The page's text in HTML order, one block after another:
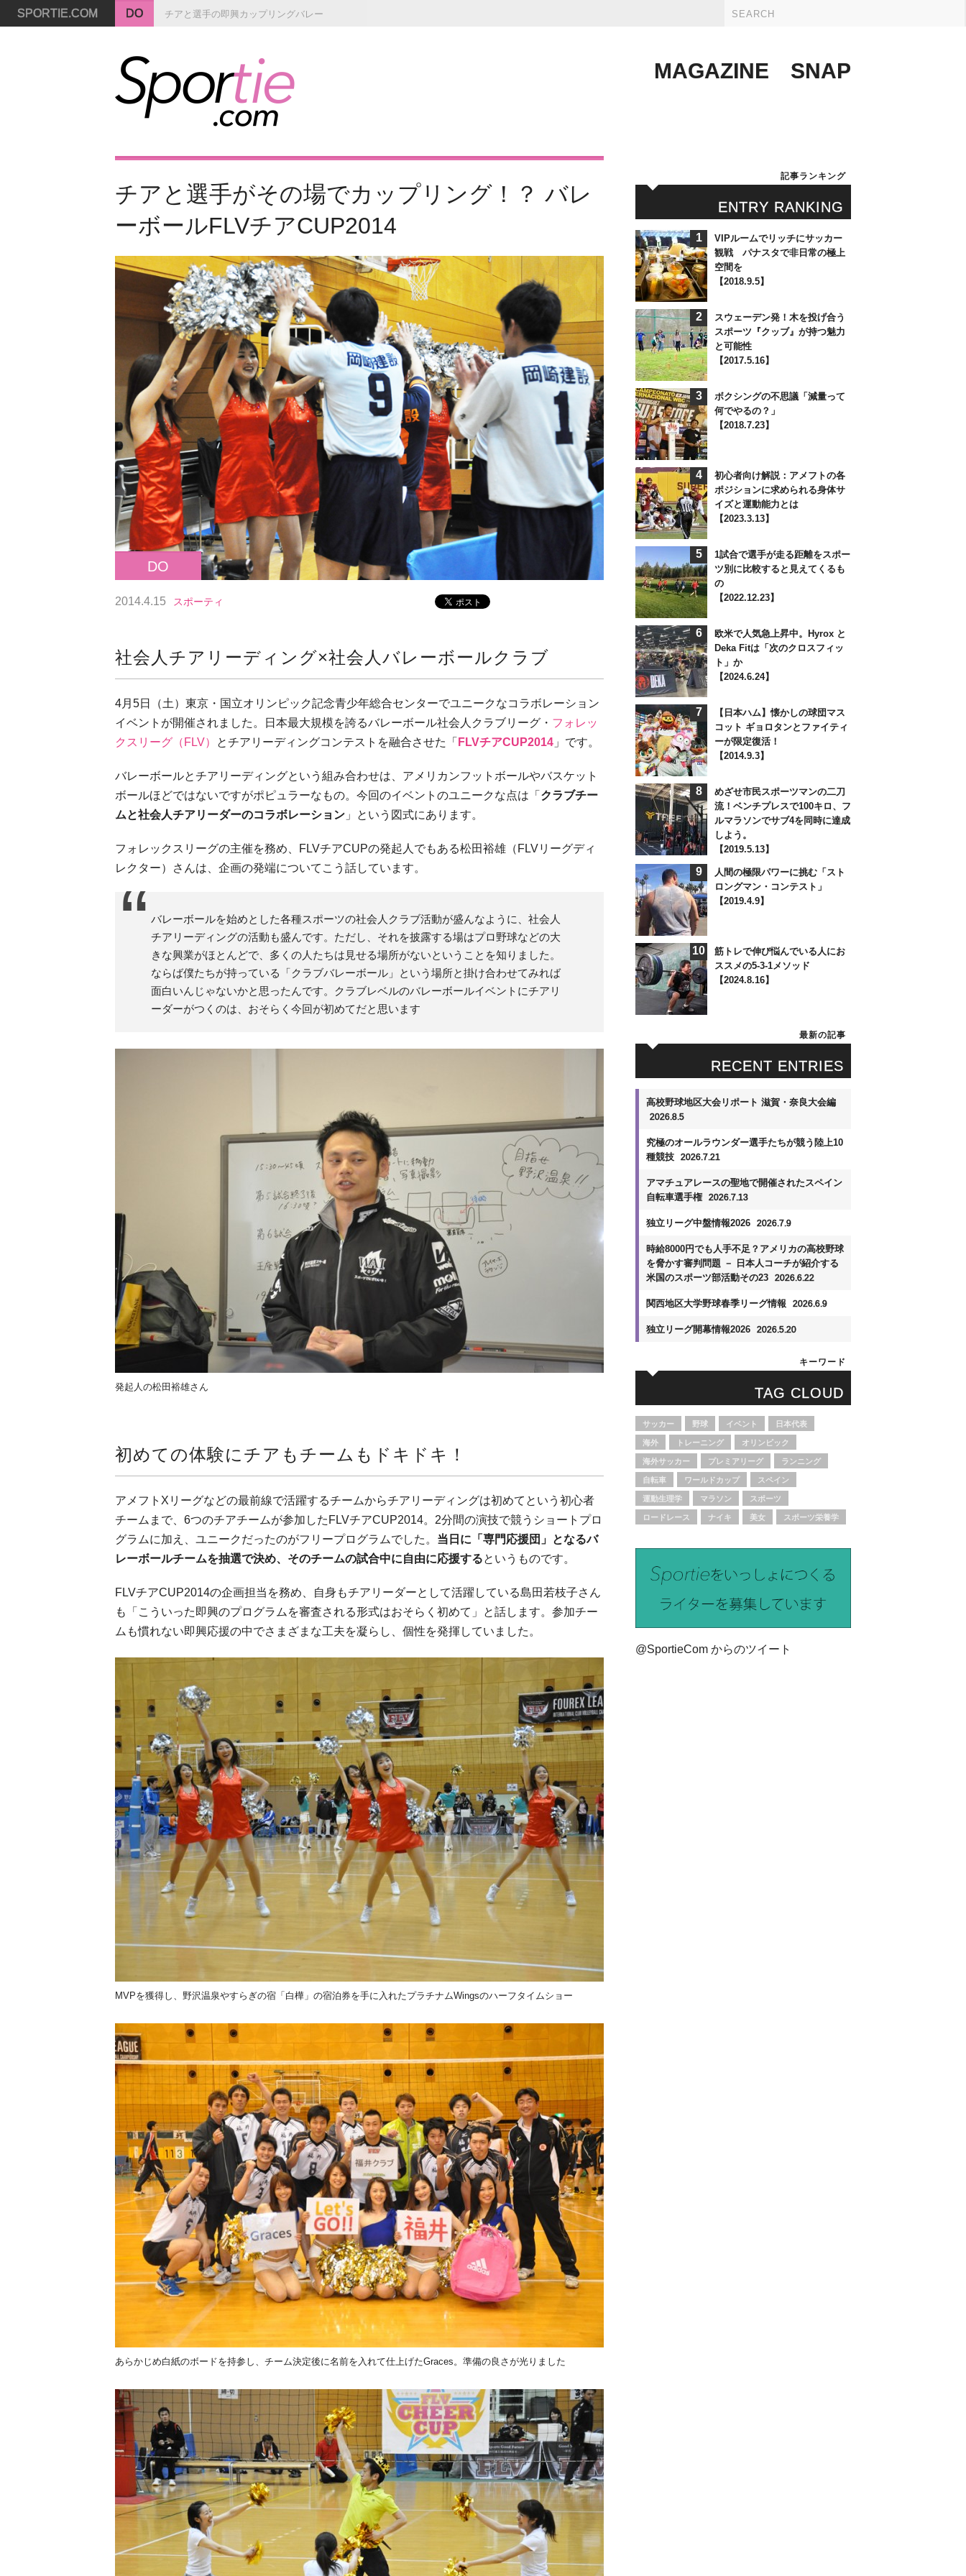
SPORTIE.COM DO チアと選手の即興カップリングバレー
MAGAZINE SNAP
チアと選手がその場でカップリング！？ バレ
ーボールFLVチアCUP2014
DO
2014.4.15 スポーティ
社会人チアリーディング×社会人バレーボールクラブ
4月5日（土）東京・国立オリンピック記念青少年総合センターでユニークなコラボレーション
イベントが開催されました。日本最大規模を誇るバレーボール社会人クラブリーグ・ フォレッ
クスリーグ（FLV）
とチアリーディングコンテストを融合させた「 FLVチアCUP2014 」です。
バレーボールとチアリーディングという組み合わせは、アメリカンフットボールやバスケット
ボールほどではないですがポピュラーなもの。今回のイベントのユニークな点は「 クラブチー
ムと社会人チアリーダーのコラボレーション 」という図式にあります。
フォレックスリーグの主催を務め、FLVチアCUPの発起人でもある松田裕雄（FLVリーグディ
レクター）さんは、企画の発端についてこう話しています。
バレーボールを始めとした各種スポーツの社会人クラブ活動が盛んなように、社会人
チアリーディングの活動も盛んです。ただし、それを披露する場はプロ野球などの大
きな興業がほとんどで、多くの人たちは見せる場所がないということを知りました。
ならば僕たちが持っている「クラブバレーボール」という場所と掛け合わせてみれば
面白いんじゃないかと思ったんです。クラブレベルのバレーボールイベントにチアリ
ーダーがつくのは、おそらく今回が初めてだと思います
発起人の松田裕雄さん
初めての体験にチアもチームもドキドキ！
アメフトXリーグなどの最前線で活躍するチームからチアリーディングは初めてという初心者
チームまで、6つのチアチームが参加したFLVチアCUP2014。2分間の演技で競うショートプロ
グラムに加え、ユニークだったのがフリープログラムでした。 当日に「専門応援団」となるバ
レーボールチームを抽選で決め、そのチームの試合中に自由に応援するというものです。
FLVチアCUP2014の企画担当を務め、自身もチアリーダーとして活躍している島田若枝子さん
も「こういった即興のプログラムを審査される形式はおそらく初めて」と話します。参加チー
ムも慣れない即興応援の中でさまざまな工夫を凝らし、個性を発揮していました。
MVPを獲得し、野沢温泉やすらぎの宿「白樺」の宿泊券を手に入れたプラチナムWingsのハーフタイムショー
あらかじめ白紙のボードを持参し、チーム決定後に名前を入れて仕上げたGraces。準備の良さが光りました
ENTRY RANKING
記事ランキング
1
VIPルームでリッチにサッカー
観戦 パナスタで非日常の極上
空間を
【2018.9.5】
2
スウェーデン発！木を投げ合う
スポーツ『クッブ』が持つ魅力
と可能性
【2017.5.16】
3
ボクシングの不思議「減量って
何でやるの？」
【2018.7.23】
4
初心者向け解説：アメフトの各
ポジションに求められる身体サ
イズと運動能力とは
【2023.3.13】
5
1試合で選手が走る距離をスポー
ツ別に比較すると見えてくるも
の
【2022.12.23】
6
欧米で人気急上昇中。Hyrox と
Deka Fitは「次のクロスフィッ
ト」か
【2024.6.24】
7
【日本ハム】懐かしの球団マス
コット ギョロタンとファイティ
ーが限定復活！
【2014.9.3】
8
めざせ市民スポーツマンの二刀
流！ベンチプレスで100キロ、フ
ルマラソンでサブ4を同時に達成
しよう。
【2019.5.13】
9
人間の極限パワーに挑む「スト
ロングマン・コンテスト」
【2019.4.9】
10
筋トレで伸び悩んでいる人にお
ススメの5-3-1メソッド
【2024.8.16】
RECENT ENTRIES
最新の記事
高校野球地区大会リポート 滋賀・奈良大会編
2026.8.5
究極のオールラウンダー選手たちが競う陸上10
種競技
2026.7.21
アマチュアレースの聖地で開催されたスペイン
自転車選手権 2026.7.13
独立リーグ中盤情報2026 2026.7.9
時給8000円でも人手不足？アメリカの高校野球
を脅かす審判問題 － 日本人コーチが紹介する
米国のスポーツ部活動その23
2026.6.22
関西地区大学野球春季リーグ情報 2026.6.9
独立リーグ開幕情報2026 2026.5.20
TAG CLOUD
キーワード
サッカー 野球 イベント 日本代表
海外 トレーニング オリンピック
海外サッカー プレミアリーグ ランニング
自転車 ワールドカップ スペイン
運動生理学 マラソン スポーツ
ロードレース ナイキ 美女 スポーツ栄養学
@SportieCom からのツイート